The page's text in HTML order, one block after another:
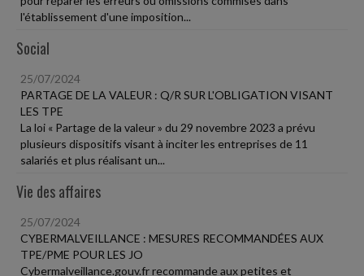
l'établissement d'une imposition...
Social
25/07/2024
PARTAGE DE LA VALEUR : Q/R SUR L'OBLIGATION VISANT
LES TPE
La loi « Partage de la valeur » du 29 novembre 2023 a prévu
plusieurs dispositifs visant à inciter les entreprises de 11
salariés et plus réalisant un...
Vie des affaires
25/07/2024
CYBERMALVEILLANCE : MESURES RECOMMANDÉES AUX
TPE/PME POUR LES JO
Cybermalveillance.gouv.fr recommande aux petites et